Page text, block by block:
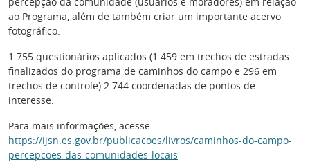
ao Programa, além de também criar um importante acervo
fotográfico.
1.755 questionários aplicados (1.459 em trechos de estradas
finalizados do programa de caminhos do campo e 296 em
trechos de controle) 2.744 coordenadas de pontos de
interesse.
Para mais informações, acesse:
https://ijsn.es.gov.br/publicacoes/livros/caminhos-do-campo-
percepcoes-das-comunidades-locais